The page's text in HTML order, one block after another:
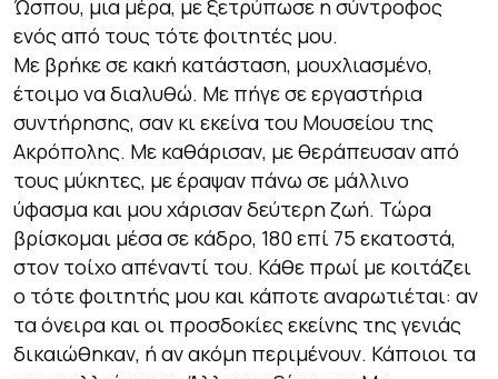
Ώσπου, μια μέρα, με ξετρύπωσε η σύντροφος
ενός από τους τότε φοιτητές μου.
Με βρήκε σε κακή κατάσταση, μουχλιασμένο,
έτοιμο να διαλυθώ. Με πήγε σε εργαστήρια
συντήρησης, σαν κι εκείνα του Μουσείου της
Ακρόπολης. Με καθάρισαν, με θεράπευσαν από
τους μύκητες, με έραψαν πάνω σε μάλλινο
ύφασμα και μου χάρισαν δεύτερη ζωή. Τώρα
βρίσκομαι μέσα σε κάδρο, 180 επί 75 εκατοστά,
στον τοίχο απέναντί του. Κάθε πρωί με κοιτάζει
ο τότε φοιτητής μου και κάποτε αναρωτιέται: αν
τα όνειρα και οι προσδοκίες εκείνης της γενιάς
δικαιώθηκαν, ή αν ακόμη περιμένουν. Κάποιοι τα